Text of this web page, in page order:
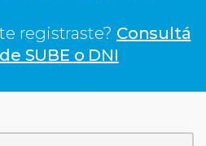
registraste? Consultá
SUBE o DNI